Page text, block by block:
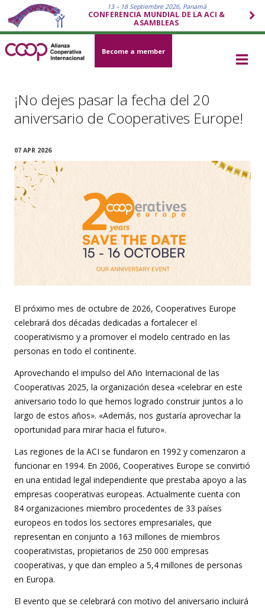
13 – 18 Septiembre 2026, Panamá
CONFERENCIA MUNDIAL DE LA ACI &
ASAMBLEAS
Become a member
¡No dejes pasar la fecha del 20
aniversario de Cooperatives Europe!
07 APR 2026
El próximo mes de octubre de 2026, Cooperatives Europe
celebrará dos décadas dedicadas a fortalecer el
cooperativismo y a promover el modelo centrado en las
personas en todo el continente.
Aprovechando el impulso del Año Internacional de las
Cooperativas 2025, la organización desea «celebrar en este
aniversario todo lo que hemos logrado construir juntos a lo
largo de estos años». «Además, nos gustaría aprovechar la
oportunidad para mirar hacia el futuro».
Las regiones de la ACI se fundaron en 1992 y comenzaron a
funcionar en 1994. En 2006, Cooperatives Europe se convirtió
en una entidad legal independiente que prestaba apoyo a las
empresas cooperativas europeas. Actualmente cuenta con
84 organizaciones miembro procedentes de 33 países
europeos en todos los sectores empresariales, que
representan en conjunto a 163 millones de miembros
cooperativistas, propietarios de 250 000 empresas
cooperativas, y que dan empleo a 5,4 millones de personas
en Europa.
El evento que se celebrará con motivo del aniversario incluirá